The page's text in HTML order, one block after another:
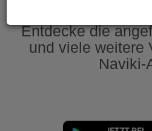
Entdecke die
und viele weitere
Naviki-